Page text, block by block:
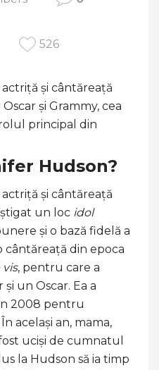
526
și cântăreață
și Grammy, cea
principal din
Hudson?
și cântăreață
un loc idol
și o bază fidelă a
cântăreață din epoca
vis, pentru care a
un Oscar. Ea a
2008 pentru
același an, mama,
uciși de cumnatul
la Hudson să ia timp